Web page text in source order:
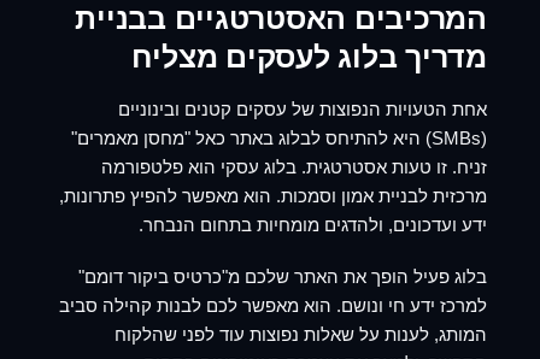
המרכיבים האסטרטגיים בבניית
מדריך בלוג לעסקים מצליח
אחת הטעויות הנפוצות של עסקים קטנים ובינוניים
(SMBs) היא להתיחס לבלוג באתר כאל "מחסן מאמרים"
זניח. זו טעות אסטרטגית. בלוג עסקי הוא פלטפורמה
מרכזית לבניית אמון וסמכות. הוא מאפשר להפיץ פתרונות,
ידע ועדכונים, ולהדגים מומחיות בתחום הנבחר.
בלוג פעיל הופך את האתר שלכם מ"כרטיס ביקור דומם"
למרכז ידע חי ונושם. הוא מאפשר לכם לבנות קהילה סביב
המותג, לענות על שאלות נפוצות עוד לפני שהלקוח